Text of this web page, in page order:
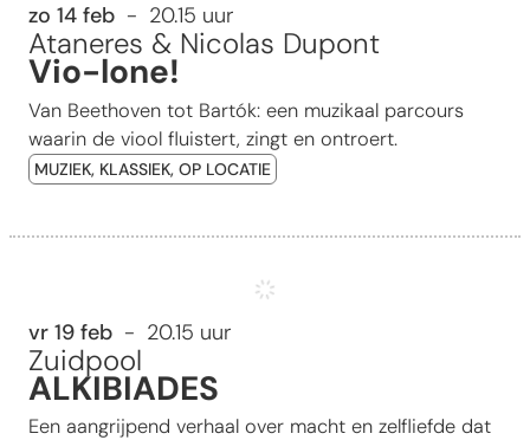
zo 14 feb 20.15 uur
Vio-lone!
Ataneres & Nicolas Dupont
Van Beethoven tot Bartók: een muzikaal parcours
waarin de viool fluistert, zingt en ontroert.
MUZIEK, KLASSIEK, OP LOCATIE
vr 19 feb 20.15 uur
ALKIBIADES
Zuidpool
Een aangrijpend verhaal over macht en zelfliefde dat